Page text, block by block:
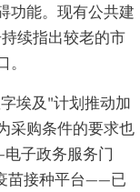
功能。现有公共建
续指出较老的市
埃及"计划推动加
采购条件的要求也
子政务服务门
苗接种平台——已